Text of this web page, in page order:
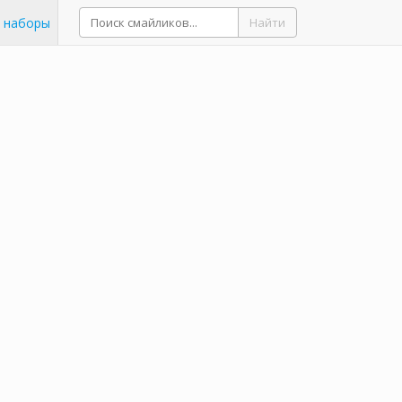
наборы Найти